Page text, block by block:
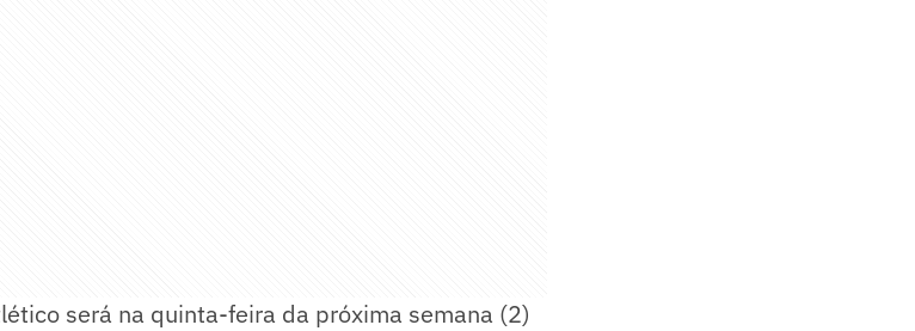
será na quinta-feira da próxima semana (2)